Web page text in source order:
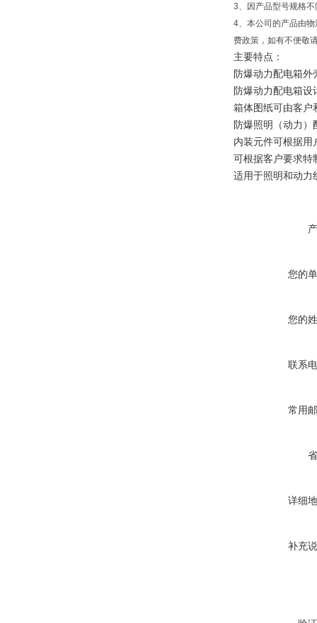
3、因产品型号规格
4、本公司的产品由
费政策，如有不便敬
主要特点：
防爆动力配电箱
防爆动力配电箱设
箱体图纸可由客户
防爆照明（动力
内装元件可根据用
可根据客户要求特
适用于照明和动力
您的
您的
联系
常用
详细
补充